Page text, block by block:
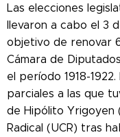
Las elecciones
llevaron a cabo el 3
objetivo de renovar
Cámara de
el período 1918-
parciales a las que
de Hipólito Yrigoyen
Radical (UCR) tras